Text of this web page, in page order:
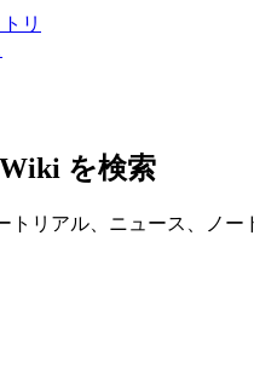
リ
を検索
トリアル、ニュース、ノー